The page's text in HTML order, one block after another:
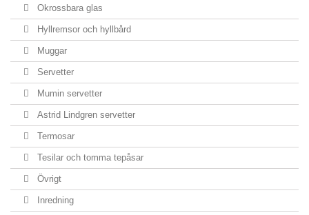
Okrossbara glas
Hyllremsor och hyllbård
Muggar
Servetter
Mumin servetter
Astrid Lindgren servetter
Termosar
Tesilar och tomma tepåsar
Övrigt
Inredning